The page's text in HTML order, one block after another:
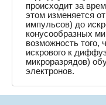
происходит за
этом изменяется
импульсов) до
конусообразных
возможность того,
искрового к
микроразрядов)
электронов.